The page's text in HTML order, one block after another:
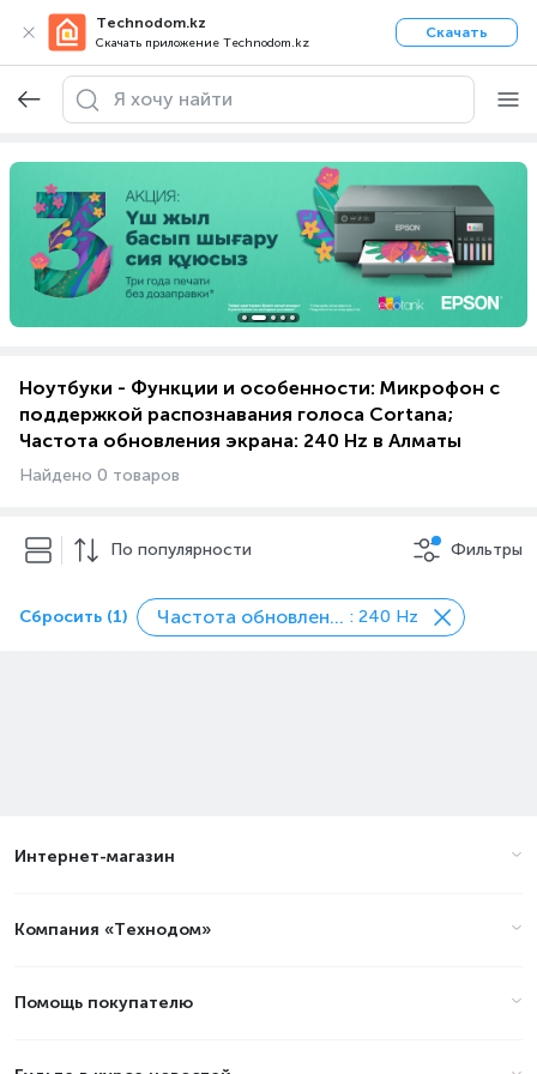
Technodom.kz
Скачать приложение Technodom.kz
Скачать
Ноутбуки - Функции и особенности: Микрофон с
поддержкой распознавания голоса Cortana;
Частота обновления экрана: 240 Hz в Алматы
Найдено 0 товаров
По популярности Фильтры
Сбросить (1) Частота обновления экрана : 240 Hz
Интернет-магазин
Компания «Технодом»
Помощь покупателю